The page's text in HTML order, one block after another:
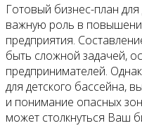
Готовый бизнес-план
важную роль в
предприятия.
быть сложной задачей,
предпринимателей.
для детского бассейна,
и понимание опасных
может столкнуться Ваш